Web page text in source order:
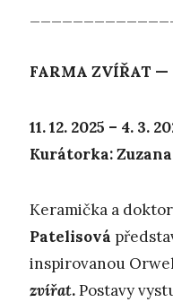
FARMA ZVÍŘAT
11. 12. 2025 – 4. 3.
Kurátorka:
Keramička a
Patelisová
inspirovanou
zvířat.Postavy